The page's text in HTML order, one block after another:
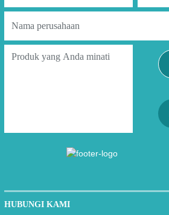
HUBUNGI KAMI